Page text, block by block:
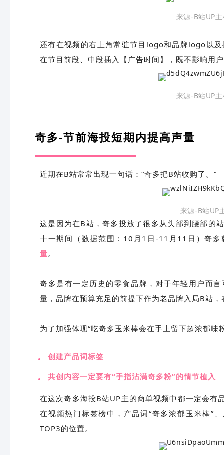
来源-B站UP
还有在视频的右上角常驻节目logo和品牌logo以
在节目前段、中段插入【广告时间】，既不影响用
来源-B站UP
奇多-节前海投短期内提高声量
近期在B站常常出现一句话：“奇多把B站收购了。”
来源-B站UP
这是因为在B站，奇多投放了很多从头部到腰部的
十一期间（数据范围：10月1日-11月11日）奇多
量。
奇多是有一定历史的零食品牌，对于年轻用户而
量，品牌在预算充足的前提下作为老品牌入局B站
为了加强体现“吃奇多玉米棒会在手上留下超浓郁味
创建产品词标签
共创内容一定要有“手指沾满奇多粉”的情节植入
在这次奇多海投B站UP主的商单视频中都一定会
在视频热门标签榜中，产品词“奇多浓郁玉米棒”
TOP3的位置。